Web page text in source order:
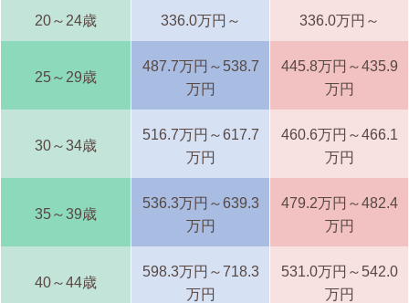
20～24歳 336.0万円～ 336.0万円～
25～29歳
487.7万円～538.7
万円
445.8万円～435.9
万円
30～34歳
516.7万円～617.7
万円
460.6万円～466.1
万円
35～39歳
536.3万円～639.3
万円
479.2万円～482.4
万円
40～44歳
598.3万円～718.3
万円
531.0万円～542.0
万円